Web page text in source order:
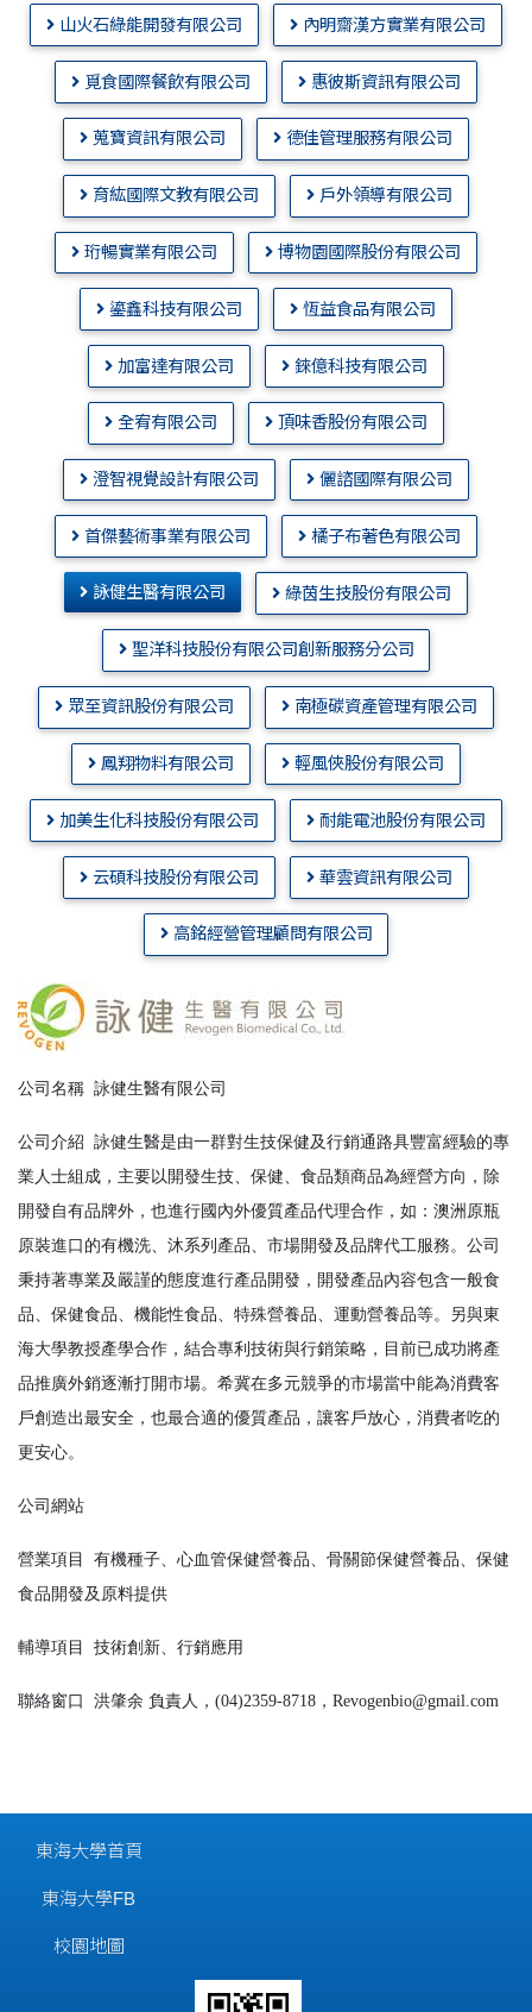
山火石綠能開發有限公司 內明齋漢方實業有限公司
覓食國際餐飲有限公司 惠彼斯資訊有限公司
蒐寶資訊有限公司 德佳管理服務有限公司
育紘國際文教有限公司 戶外領導有限公司
珩暢實業有限公司 博物園國際股份有限公司
鎏鑫科技有限公司 恆益食品有限公司
加富達有限公司 錸億科技有限公司
全宥有限公司 頂味香股份有限公司
澄智視覺設計有限公司 儷諮國際有限公司
首傑藝術事業有限公司 橘子布著色有限公司
詠健生醫有限公司 綠茵生技股份有限公司
聖洋科技股份有限公司創新服務分公司
眾至資訊股份有限公司 南極碳資產管理有限公司
鳳翔物料有限公司 輕風俠股份有限公司
加美生化科技股份有限公司 耐能電池股份有限公司
云碩科技股份有限公司 華雲資訊有限公司
高銘經營管理顧問有限公司
公司名稱 詠健生醫有限公司
公司介紹 詠健生醫是由一群對生技保健及行銷通路具豐富經驗的專
業人士組成，主要以開發生技、保健、食品類商品為經營方向，除
開發自有品牌外，也進行國內外優質產品代理合作，如：澳洲原瓶
原裝進口的有機洗、沐系列產品、市場開發及品牌代工服務。公司
秉持著專業及嚴謹的態度進行產品開發，開發產品內容包含一般食
品、保健食品、機能性食品、特殊營養品、運動營養品等。另與東
海大學教授產學合作，結合專利技術與行銷策略，目前已成功將產
品推廣外銷逐漸打開市場。希冀在多元競爭的市場當中能為消費客
戶創造出最安全，也最合適的優質產品，讓客戶放心，消費者吃的
更安心。
公司網站
營業項目
有機種子、心血管保健營養品、骨關節保健營養品、保健
食品開發及原料提供
輔導項目 技術創新、行銷應用
聯絡窗口 洪肇余 負責人，(04)2359-8718，Revogenbio@gmail.com
東海大學首頁
東海大學FB
校園地圖